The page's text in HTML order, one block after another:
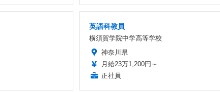
英語科教員
横須賀学院中学高等学校
神奈川県
月給23万1,200円～
正社員